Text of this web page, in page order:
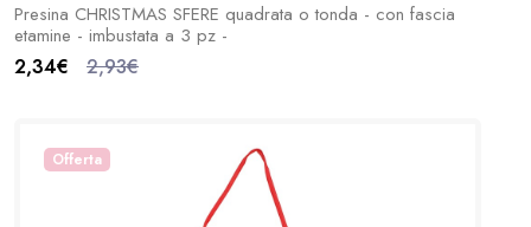
Presina CHRISTMAS SFERE quadrata o tonda - con fascia
etamine - imbustata a 3 pz -
2,34€ 2,93€
Offerta